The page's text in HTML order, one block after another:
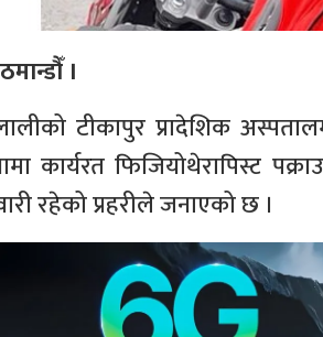
।
टीकापुर प्रादेशिक
कार्यरत फिजियोथेरापिस्ट
रहेको प्रहरीले जनाएको छ ।